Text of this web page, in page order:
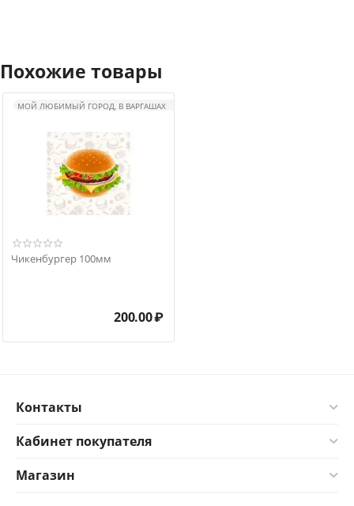
Похожие товары
МОЙ ЛЮБИМЫЙ ГОРОД, В ВАРГАШАХ
Чикенбургер 100мм
200.00₽
Контакты
Кабинет покупателя
Магазин